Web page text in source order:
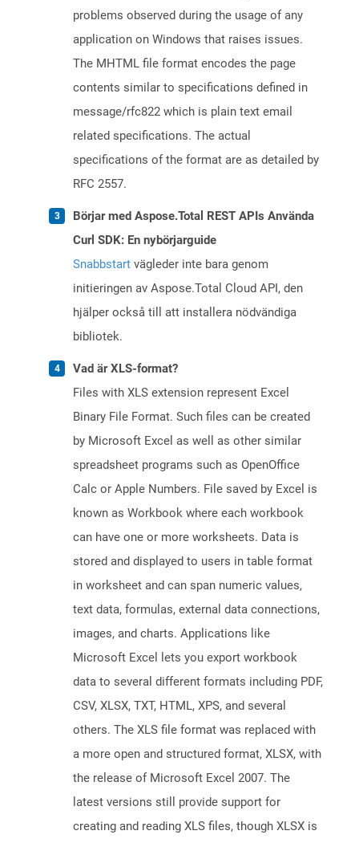
problems observed during the usage of any
application on Windows that raises issues.
The MHTML file format encodes the page
contents similar to specifications defined in
message/rfc822 which is plain text email
related specifications. The actual
specifications of the format are as detailed by
RFC 2557.
Börjar med Aspose.Total REST APIs Använda
Curl SDK: En nybörjarguide
Snabbstart vägleder inte bara genom
initieringen av Aspose.Total Cloud API, den
hjälper också till att installera nödvändiga
bibliotek.
Vad är XLS-format?
Files with XLS extension represent Excel
Binary File Format. Such files can be created
by Microsoft Excel as well as other similar
spreadsheet programs such as OpenOffice
Calc or Apple Numbers. File saved by Excel is
known as Workbook where each workbook
can have one or more worksheets. Data is
stored and displayed to users in table format
in worksheet and can span numeric values,
text data, formulas, external data connections,
images, and charts. Applications like
Microsoft Excel lets you export workbook
data to several different formats including PDF,
CSV, XLSX, TXT, HTML, XPS, and several
others. The XLS file format was replaced with
a more open and structured format, XLSX, with
the release of Microsoft Excel 2007. The
latest versions still provide support for
creating and reading XLS files, though XLSX is